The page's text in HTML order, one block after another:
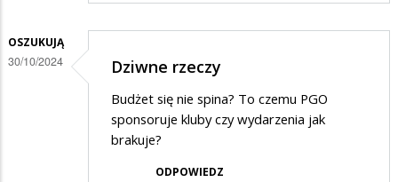
OSZUKUJĄ
30/10/2024 Dziwne rzeczy
Budżet się nie spina? To czemu PGO
sponsoruje kluby czy wydarzenia jak
brakuje?
ODPOWIEDZ